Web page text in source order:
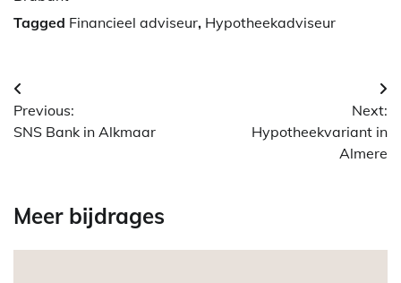
Tagged Financieel adviseur, Hypotheekadviseur
Berichtnavigatie
Previous:
SNS Bank in Alkmaar
Next:
Hypotheekvariant in
Almere
Meer bijdrages